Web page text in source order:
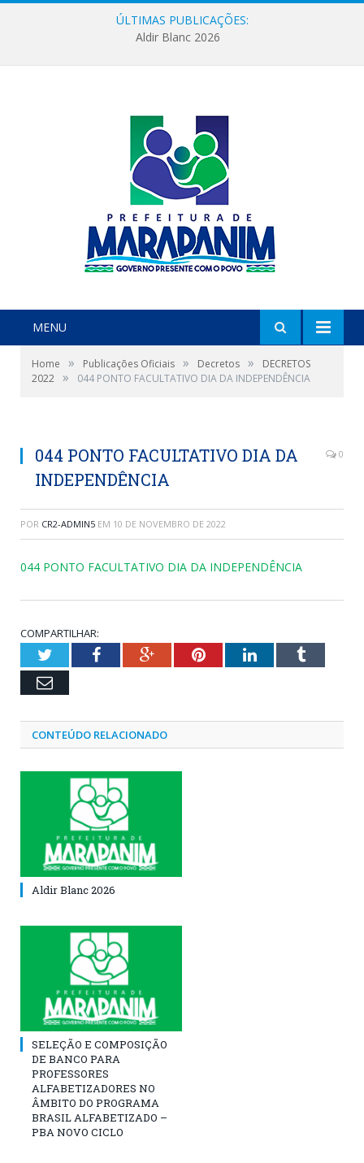
ÚLTIMAS PUBLICAÇÕES:
Aldir Blanc 2026
MENU
Home » Publicações Oficiais » Decretos »
DECRETOS
2022 » 044 PONTO FACULTATIVO DIA DA INDEPENDÊNCIA
044 PONTO FACULTATIVO DIA DA
INDEPENDÊNCIA
0
POR CR2-ADMIN5 EM 10 DE NOVEMBRO DE 2022
044 PONTO FACULTATIVO DIA DA INDEPENDÊNCIA
COMPARTILHAR:
TwitterFacebookGoogle+PinterestLinkedInTumblr
Email
CONTEÚDO RELACIONADO
Aldir Blanc 2026
SELEÇÃO E COMPOSIÇÃO
DE BANCO PARA
PROFESSORES
ALFABETIZADORES NO
ÂMBITO DO PROGRAMA
BRASIL ALFABETIZADO –
PBA NOVO CICLO